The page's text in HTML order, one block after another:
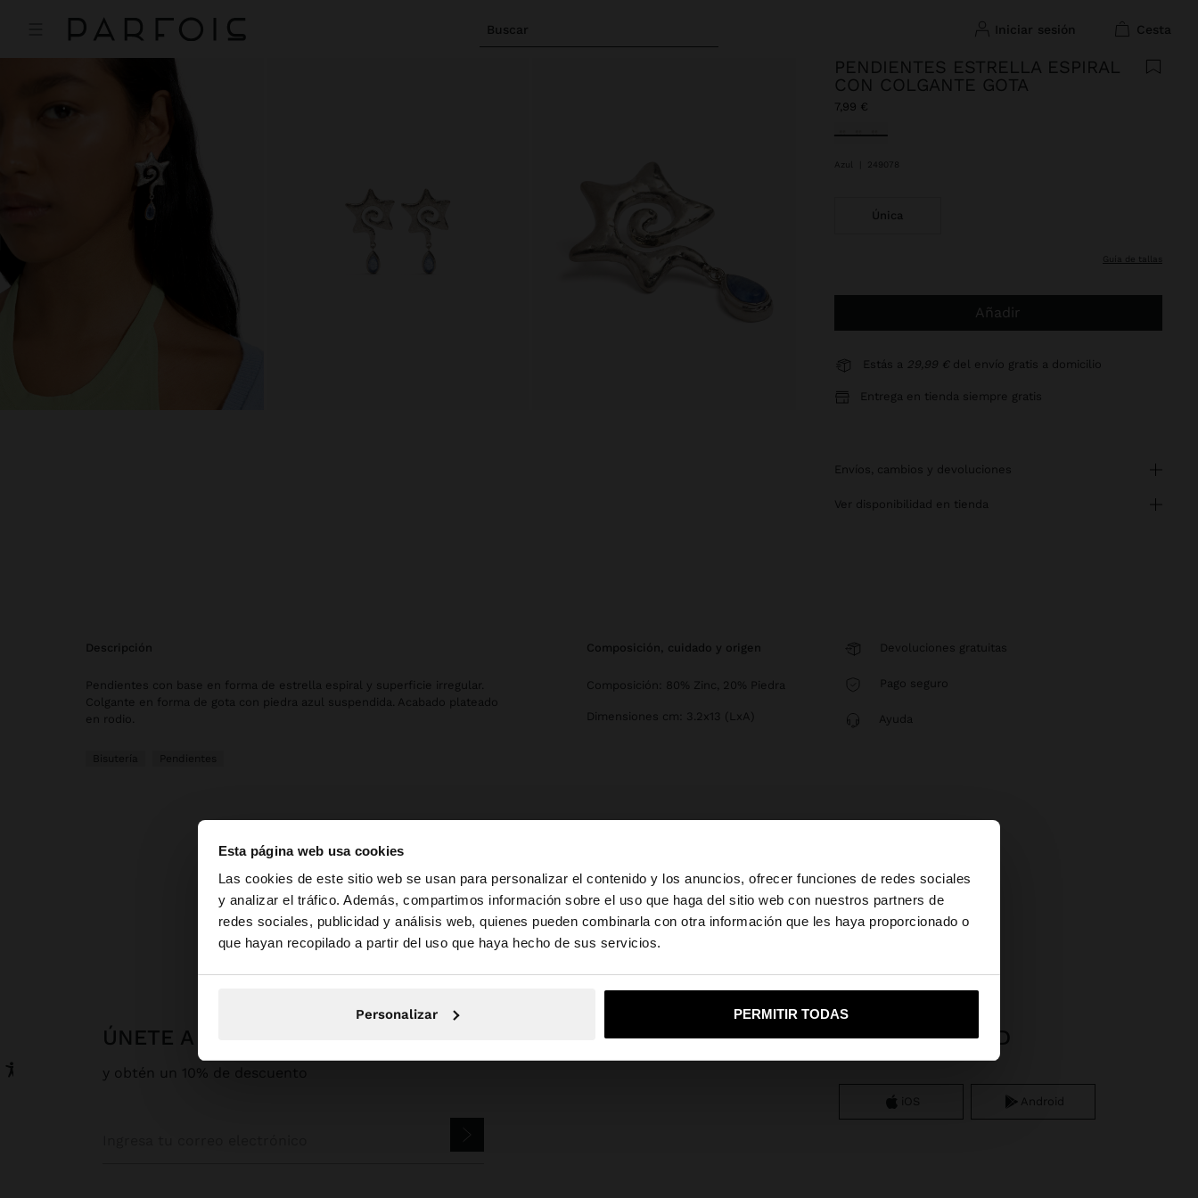
Esta página web usa cookies
Las cookies de este sitio web se usan para personalizar el contenido y los anuncios, ofrecer funciones de redes sociales
y analizar el tráfico. Además, compartimos información sobre el uso que haga del sitio web con nuestros partners de
redes sociales, publicidad y análisis web, quienes pueden combinarla con otra información que les haya proporcionado o
que hayan recopilado a partir del uso que haya hecho de sus servicios.
Personalizar PERMITIR TODAS
Buscar iniciar sesión cesta
hola ×
Estás accediendo a la web de España. ¿Quieres ir a la web de United States?
No, continuar en la web de España Sí, llévame a United States
PENDIENTES ESTRELLA ESPIRAL
CON COLGANTE GOTA
7,99 €
Seleccionado
249078
Única
guía de tallas
Añadir
Estás a 29,99 € del envío gratis a domicilio
Entrega en tienda siempre gratis
envíos, cambios y devoluciones
ver disponibilidad en tienda
descripción
Pendientes con base en forma de estrella espiral y superficie irregular.
Colgante en forma de gota con piedra azul suspendida. Acabado plateado
en rodio.
Bisutería Pendientes
composición, cuidado y origen
Composición: 80% Zinc, 20% Piedra
Dimensiones cm: 3.2x13 (LxA)
Devoluciones gratuitas
Pago seguro
Ayuda
Parfois Bisutería Pendientes pendientes estrella espiral con colgante gota
ÚNETE A NUESTRA NEWSLETTER
y obtén un 10% de descuento
APP DOWNLOAD
iOS Android